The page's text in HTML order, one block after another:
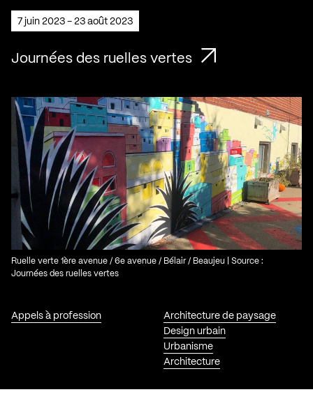
7 juin 2023 - 23 août 2023
Journées des ruelles vertes
Appels à profession
Architecture de paysage
Design urbain
Urbanisme
Architecture
Ruelle verte 1ère avenue / 6e avenue / Bélair / Beaujeu | Source :
Journées des ruelles vertes